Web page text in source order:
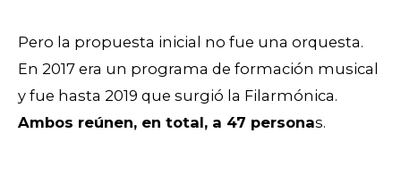
Pero la propuesta inicial no fue una orquesta.
En 2017 era un programa de formación musical
y fue hasta 2019 que surgió la Filarmónica.
Ambos reúnen, en total, a 47 personas.